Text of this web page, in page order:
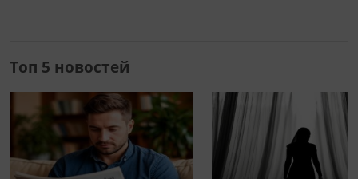
Топ 5 новостей